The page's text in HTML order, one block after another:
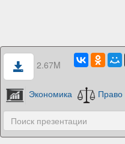
2.67M
Экономика Право